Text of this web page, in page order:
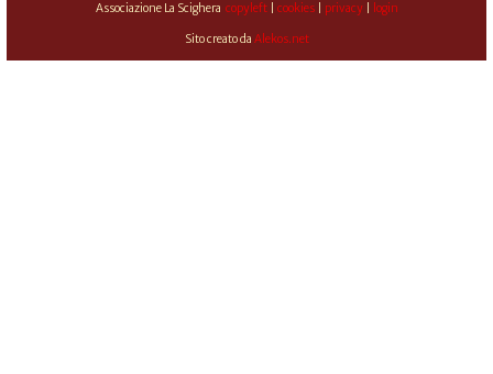
Associazione La Scighera copyleft| cookies| privacy| login
Sito creato da Alekos.net